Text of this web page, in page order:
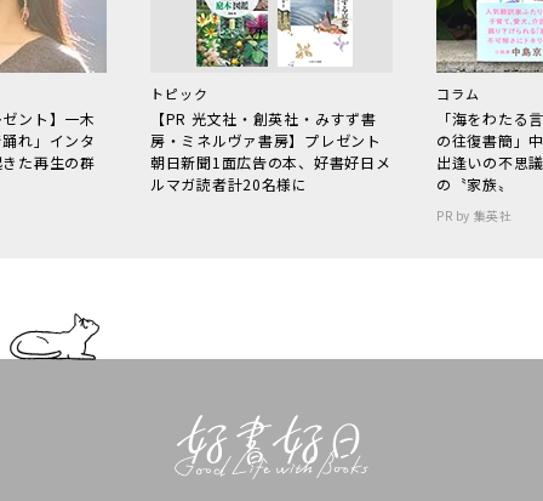
ント】一木
れ」インタ
た再生の群
トピック
【PR 光文社・創英社・みすず書
房・ミネルヴァ書房】プレゼント
朝日新聞1面広告の本、好書好日メ
ルマガ読者計20名様に
コラム
「海をわた
の往復書簡」
出逢いの不思
の〝家族〟
PR by 集英社